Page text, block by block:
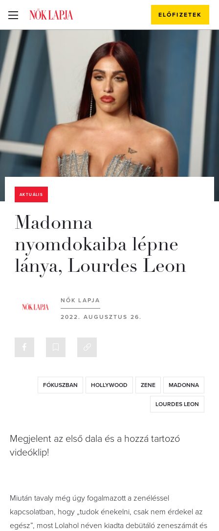
ELŐFIZETEK
AKTUÁLIS
Madonna
nyomdokaiba lépne
lánya, Lourdes Leon
NŐK LAPJA
2022. AUGUSZTUS 26.
FÓKUSZBAN HOLLYWOOD ZENE MADONNA
LOURDES LEON
Megjelent az első dala és a hozzá tartozó
videóklip!
Miután tavaly még úgy fogalmazott a zenéléssel
kapcsolatban, hogy „tudok énekelni, csak nem érdekel az
egész”, most Lolahol néven kiadta debütáló zeneszámát és